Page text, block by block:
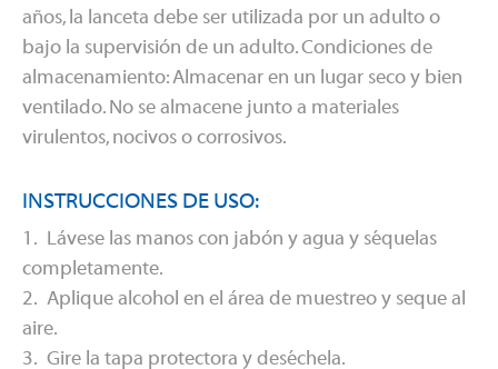
años, la lanceta debe ser utilizada por un adulto o
bajo la supervisión de un adulto. Condiciones de
almacenamiento: Almacenar en un lugar seco y bien
ventilado. No se almacene junto a materiales
virulentos, nocivos o corrosivos.
INSTRUCCIONES DE USO:
1. Lávese las manos con jabón y agua y séquelas
completamente.
2. Aplique alcohol en el área de muestreo y seque al
aire.
3. Gire la tapa protectora y deséchela.